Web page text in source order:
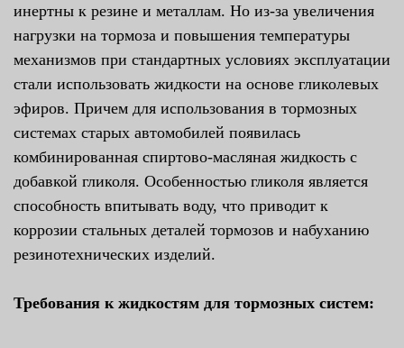
инертны к резине и металлам. Но из-за увеличения
нагрузки на тормоза и повышения температуры
механизмов при стандартных условиях эксплуатации
стали использовать жидкости на основе гликолевых
эфиров. Причем для использования в тормозных
системах старых автомобилей появилась
комбинированная спиртово-масляная жидкость с
добавкой гликоля. Особенностью гликоля является
способность впитывать воду, что приводит к
коррозии стальных деталей тормозов и набуханию
резинотехнических изделий.
Требования к жидкостям для тормозных систем: